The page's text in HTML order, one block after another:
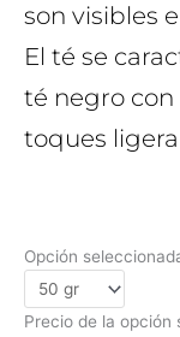
son visibles
El té se
té negro
toques
Opción
Precio de la opción